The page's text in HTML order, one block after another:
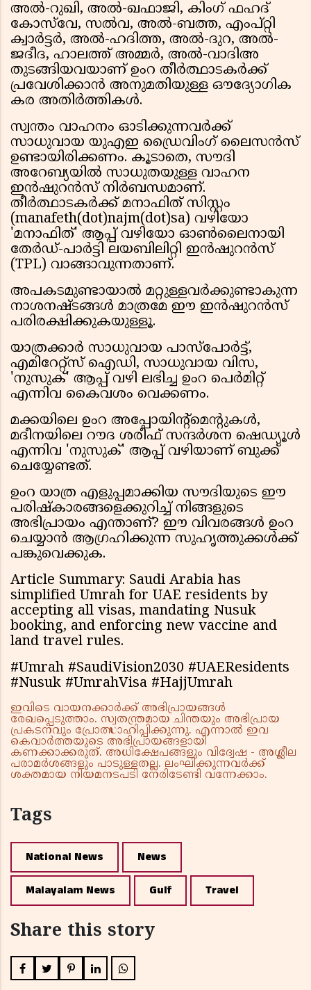
അൽ-റുഖി, അൽ-ഖഫാജി, കിംഗ് ഫഹദ്
കോസ്‌വേ, സൽവ, അൽ-ബത്ത, എംപ്റ്റി
ക്വാർട്ടർ, അൽ-ഹദിത്ത, അൽ-ദുറ, അൽ-
ജദീദ, ഹാലത്ത് അമ്മർ, അൽ-വാദിഅ
തുടങ്ങിയവയാണ് ഉംറ തീർത്ഥാടകർക്ക്
പ്രവേശിക്കാൻ അനുമതിയുള്ള ഔദ്യോഗിക
കര അതിർത്തികൾ.
സ്വന്തം വാഹനം ഓടിക്കുന്നവർക്ക്
സാധുവായ യുഎഇ ഡ്രൈവിംഗ് ലൈസൻസ്
ഉണ്ടായിരിക്കണം. കൂടാതെ, സൗദി
അറേബ്യയിൽ സാധുതയുള്ള വാഹന
ഇൻഷുറൻസ് നിർബന്ധമാണ്.
തീർത്ഥാടകർക്ക് മനാഫിത് സിസ്റ്റം
(manafeth(dot)najm(dot)sa) വഴിയോ
'മനാഫിത്' ആപ്പ് വഴിയോ ഓൺലൈനായി
തേർഡ്-പാർട്ടി ലയബിലിറ്റി ഇൻഷുറൻസ്
(TPL) വാങ്ങാവുന്നതാണ്.
അപകടമുണ്ടായാൽ മറ്റുള്ളവർക്കുണ്ടാകുന്ന
നാശനഷ്ടങ്ങൾ മാത്രമേ ഈ ഇൻഷുറൻസ്
പരിരക്ഷിക്കുകയുള്ളൂ.
യാത്രക്കാർ സാധുവായ പാസ്പോർട്ട്,
എമിറേറ്റ്സ് ഐഡി, സാധുവായ വിസ,
'നുസുക്' ആപ്പ് വഴി ലഭിച്ച ഉംറ പെർമിറ്റ്
എന്നിവ കൈവശം വെക്കണം.
മക്കയിലെ ഉംറ അപ്പോയിന്റ്മെന്റുകൾ,
മദീനയിലെ റൗദ ശരീഫ് സന്ദർശന ഷെഡ്യൂൾ
എന്നിവ 'നുസുക്' ആപ്പ് വഴിയാണ് ബുക്ക്
ചെയ്യേണ്ടത്.
ഉംറ യാത്ര എളുപ്പമാക്കിയ സൗദിയുടെ ഈ
പരിഷ്കാരങ്ങളെക്കുറിച്ച് നിങ്ങളുടെ
അഭിപ്രായം എന്താണ്? ഈ വിവരങ്ങൾ ഉംറ
ചെയ്യാൻ ആഗ്രഹിക്കുന്ന സുഹൃത്തുക്കൾക്ക്
പങ്കുവെക്കുക.
Article Summary: Saudi Arabia has
simplified Umrah for UAE residents by
accepting all visas, mandating Nusuk
booking, and enforcing new vaccine and
land travel rules.
#Umrah #SaudiVision2030 #UAEResidents
#Nusuk #UmrahVisa #HajjUmrah
ഇവിടെ വായനക്കാർക്ക് അഭിപ്രായങ്ങൾ
രേഖപ്പെടുത്താം. സ്വതന്ത്രമായ ചിന്തയും അഭിപ്രായ
പ്രകടനവും പ്രോത്സാഹിപ്പിക്കുന്നു. എന്നാൽ ഇവ
കെവാർത്തയുടെ അഭിപ്രായങ്ങളായി
കണക്കാക്കരുത്. അധിക്ഷേപങ്ങളും വിദ്വേഷ - അശ്ലീല
പരാമർശങ്ങളും പാടുള്ളതല്ല. ലംഘിക്കുന്നവർക്ക്
ശക്തമായ നിയമനടപടി നേരിടേണ്ടി വന്നേക്കാം.
Tags
National News News
Malayalam News Gulf Travel
Share this story